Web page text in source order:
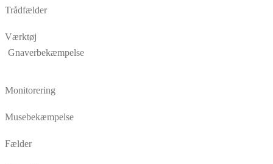
Trådfælder
Værktøj
Gnaverbekæmpelse
Monitorering
Musebekæmpelse
Fælder